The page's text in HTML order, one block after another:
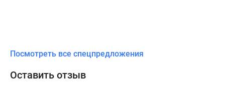
Посмотреть все спецпредложения
Оставить отзыв